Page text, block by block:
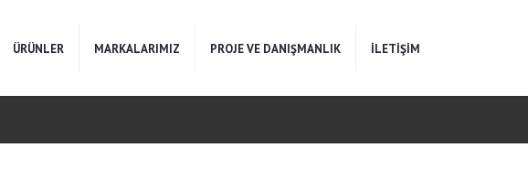
ÜRÜNLER MARKALARIMIZ PROJE VE DANIŞMANLIK İLETİŞİM